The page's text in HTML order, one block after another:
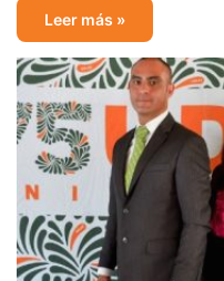
Leer más »